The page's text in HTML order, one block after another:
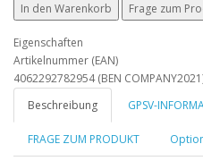
In den Warenkorb Frage zum
Eigenschaften
Artikelnummer (EAN)
4062292782954 (BEN
Beschreibung
GPSV-
FRAGE ZUM PRODUKT